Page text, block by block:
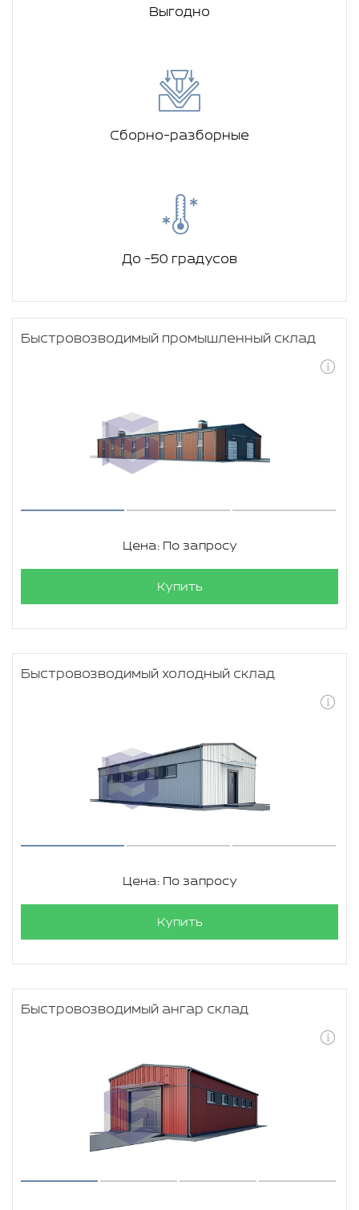
Выгодно
Сборно-разборные
До -50 градусов
Быстровозводимый промышленный склад
Цена: По запросу
Купить
Быстровозводимый холодный склад
Цена: По запросу
Купить
Быстровозводимый ангар склад